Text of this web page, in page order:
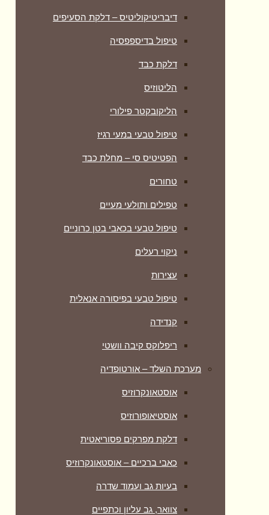
דיבריטיקוליטיס – דלקת הסעיפים
טיפול בדיספפסיה
דלקת כבד
הליטוזיס
הליקובקטר פילורי
טיפול טבעי במעי רגיז
הפטיטיס סי – מחלת כבד
טחורים
טפילים ותולעי מעיים
טיפול טבעי בכאבי בטן כרוניים
ניקוי רעלים
עצירות
טיפול טבעי בפיסורה אנאלית
קנדידה
ריפלוקס קיבה וושטי
מערכת השלד – אורטופדיה
אוסטאונקרוזיס
אוסטיאופורוזיס
דלקת מפרקים פסוריאטית
כאבי ברכיים – אוסטאונקרוזיס
בעיות גב ועמוד שדרה
צוואר, גב עליון וכתפיים